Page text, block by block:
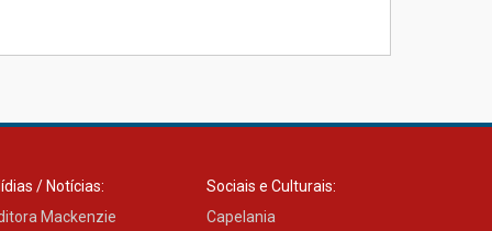
/ Notícias:
Mackenzie
Sociais e Culturais:
Capelania